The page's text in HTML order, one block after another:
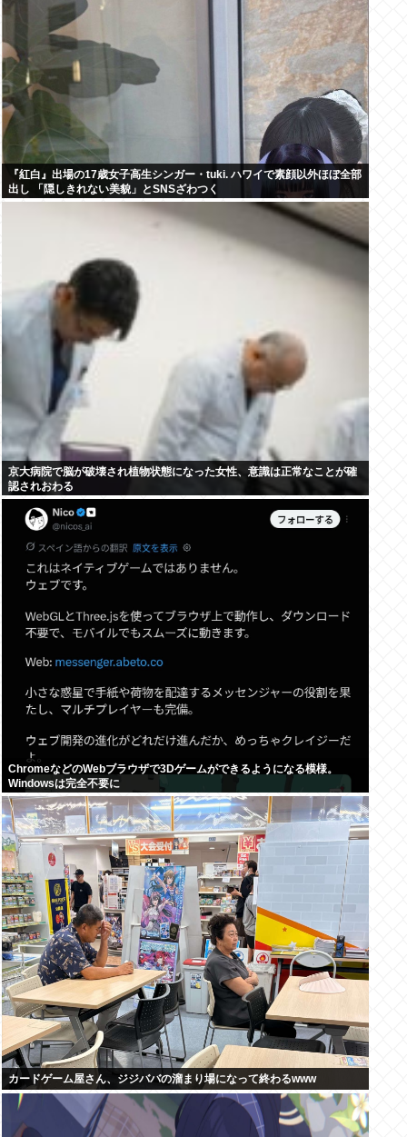
『紅白』出場の17歳女子高生シンガー・tuki. ハワイで素顔以外ほぼ全部
出し 「隠しきれない美貌」とSNSざわつく
京大病院で脳が破壊され植物状態になった女性、意識は正常なことが確
認されおわる
ChromeなどのWebブラウザで3Dゲームができるようになる模様。
Windowsは完全不要に
カードゲーム屋さん、ジジババの溜まり場になって終わるwww